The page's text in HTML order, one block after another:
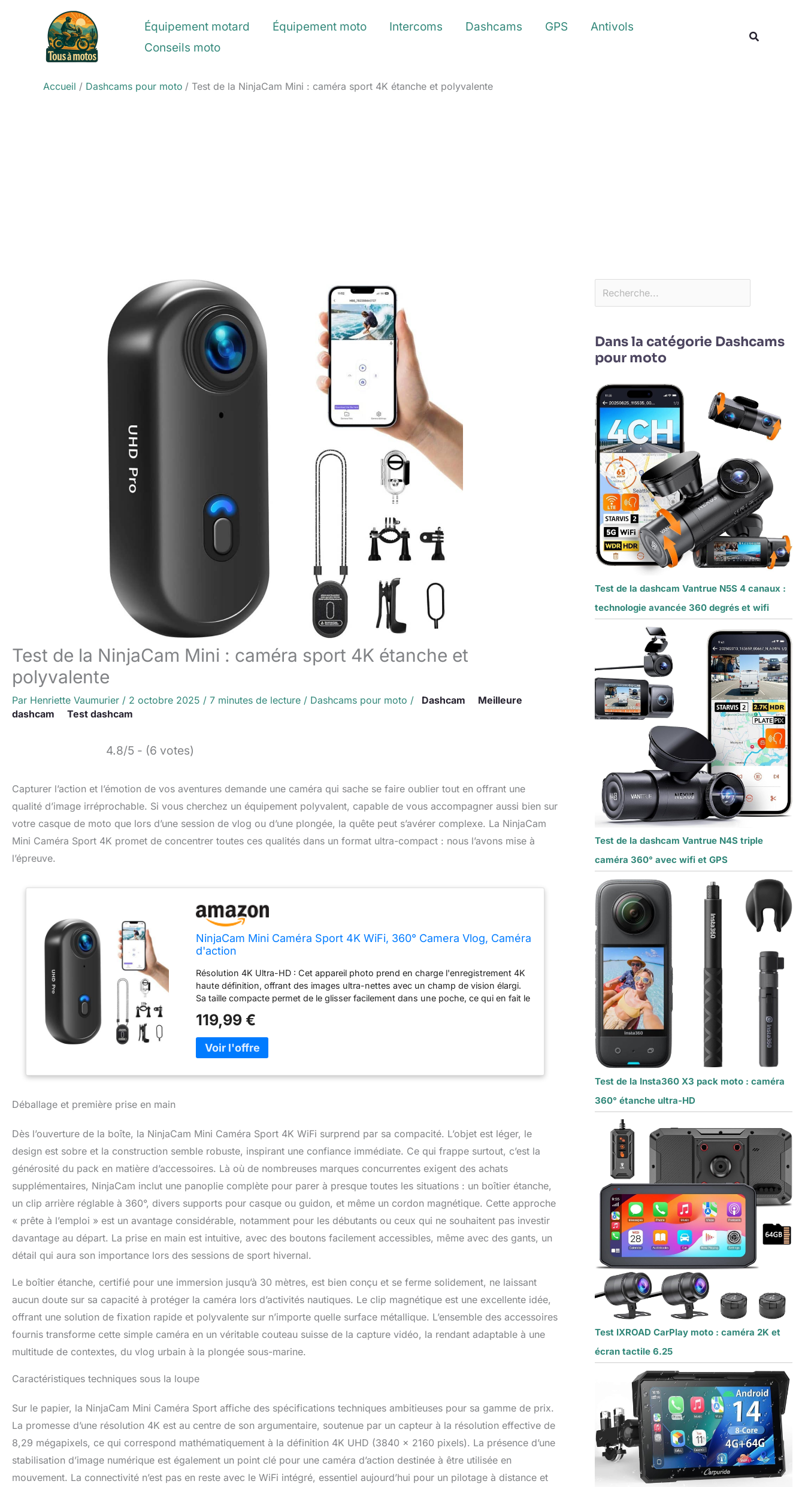
Équipement motard Équipement moto Intercoms Dashcams GPS
Antivols
Conseils moto
Accueil Dashcams pour moto Test de la NinjaCam Mini : caméra sport 4K étanche et polyvalente
Test de la NinjaCam Mini : caméra sport 4K étanche et
polyvalente
Par Henriette Vaumurier / 2 octobre 2025 / 7 minutes de lecture / Dashcams pour moto / Dashcam
Meilleure
dashcam
Test dashcam
4.8/5 - (6 votes)
Capturer l’action et l’émotion de vos aventures demande une caméra qui sache se faire oublier tout en offrant une
qualité d’image irréprochable. Si vous cherchez un équipement polyvalent, capable de vous accompagner aussi bien sur
votre casque de moto que lors d’une session de vlog ou d’une plongée, la quête peut s’avérer complexe. La NinjaCam
Mini Caméra Sport 4K promet de concentrer toutes ces qualités dans un format ultra-compact : nous l’avons mise à
l’épreuve.
NinjaCam Mini Caméra Sport 4K WiFi, 360° Camera Vlog, Caméra
d'action
Résolution 4K Ultra-HD : Cet appareil photo prend en charge l'enregistrement 4K
haute définition, offrant des images ultra-nettes avec un champ de vision élargi.
Sa taille compacte permet de le glisser facilement dans une poche, ce qui en fait le
Doté de fonctions puissantes et variées, cette caméra d'action offre des
possibilités créatives infinies. Elle prend en charge la vue à la première personne
pour filmer les sports extrêmes ou les perspectives animales. Elle est compatible
avec des cartes SD jusqu'à 256 Go (non incluse), pour ne manquer aucun
moment captivant Étanche et durable : Grâce à son boîtier étanche, cette Action
un vélo, un casque ou un motocycle. Le support magnétique s'attache
rapidement sur la poitrine, et la pince rotative à 360° permet de la fixer sur des
simple à utiliser – un seul bouton lance l'enregistrement. Via le WiFi, transférez
directement vos vidéos sur votre smartphone. Elle prend également en charge
l'enregistrement pendant la charge, alimentée par une batterie externe ou une
moto
119,99 €
Déballage et première prise en main
Dès l’ouverture de la boîte, la NinjaCam Mini Caméra Sport 4K WiFi surprend par sa compacité. L’objet est léger, le
design est sobre et la construction semble robuste, inspirant une confiance immédiate. Ce qui frappe surtout, c’est la
générosité du pack en matière d’accessoires. Là où de nombreuses marques concurrentes exigent des achats
supplémentaires, NinjaCam inclut une panoplie complète pour parer à presque toutes les situations : un boîtier étanche,
un clip arrière réglable à 360°, divers supports pour casque ou guidon, et même un cordon magnétique. Cette approche
« prête à l’emploi » est un avantage considérable, notamment pour les débutants ou ceux qui ne souhaitent pas investir
davantage au départ. La prise en main est intuitive, avec des boutons facilement accessibles, même avec des gants, un
détail qui aura son importance lors des sessions de sport hivernal.
Le boîtier étanche, certifié pour une immersion jusqu’à 30 mètres, est bien conçu et se ferme solidement, ne laissant
aucun doute sur sa capacité à protéger la caméra lors d’activités nautiques. Le clip magnétique est une excellente idée,
offrant une solution de fixation rapide et polyvalente sur n’importe quelle surface métallique. L’ensemble des accessoires
fournis transforme cette simple caméra en un véritable couteau suisse de la capture vidéo, la rendant adaptable à une
multitude de contextes, du vlog urbain à la plongée sous-marine.
Caractéristiques techniques sous la loupe
Sur le papier, la NinjaCam Mini Caméra Sport affiche des spécifications techniques ambitieuses pour sa gamme de prix.
La promesse d’une résolution 4K est au centre de son argumentaire, soutenue par un capteur à la résolution effective de
8,29 mégapixels, ce qui correspond mathématiquement à la définition 4K UHD (3840 x 2160 pixels). La présence d’une
stabilisation d’image numérique est également un point clé pour une caméra d’action destinée à être utilisée en
mouvement. La connectivité n’est pas en reste avec le WiFi intégré, essentiel aujourd’hui pour un pilotage à distance et
Dans la catégorie Dashcams
pour moto
Test de la dashcam Vantrue N5S 4 canaux :
technologie avancée 360 degrés et wifi
Test de la dashcam Vantrue N4S triple
caméra 360° avec wifi et GPS
Test de la Insta360 X3 pack moto : caméra
360° étanche ultra-HD
Test IXROAD CarPlay moto : caméra 2K et
écran tactile 6.25